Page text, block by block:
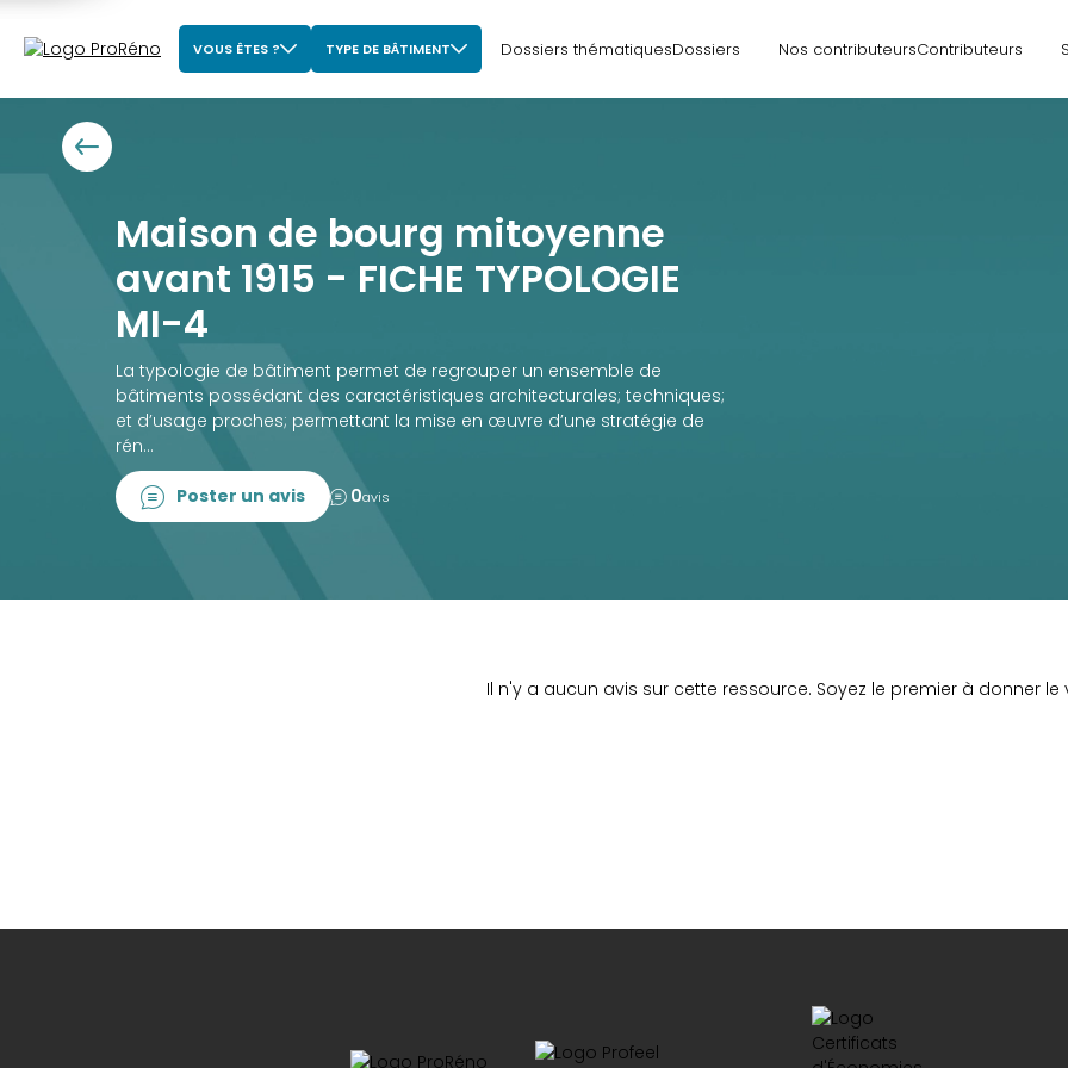
VOUS ÊTES ? TYPE DE BÂTIMENT Dossiers thématiquesDossiers Nos contributeursContributeurs
Maison de bourg mitoyenne
avant 1915 - FICHE TYPOLOGIE
MI-4
La typologie de bâtiment permet de regrouper un ensemble de
bâtiments possédant des caractéristiques architecturales; techniques;
et d’usage proches; permettant la mise en œuvre d’une stratégie de
rén...
Poster un avis 0avis
Il n'y a aucun avis sur cette ressource. Soyez le premier à donner le